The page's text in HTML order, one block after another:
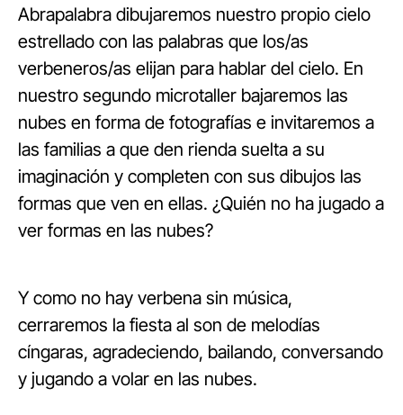
Abrapalabra dibujaremos nuestro propio cielo
estrellado con las palabras que los/as
verbeneros/as elijan para hablar del cielo. En
nuestro segundo microtaller bajaremos las
nubes en forma de fotografías e invitaremos a
las familias a que den rienda suelta a su
imaginación y completen con sus dibujos las
formas que ven en ellas. ¿Quién no ha jugado a
ver formas en las nubes?
Y como no hay verbena sin música,
cerraremos la fiesta al son de melodías
cíngaras, agradeciendo, bailando, conversando
y jugando a volar en las nubes.